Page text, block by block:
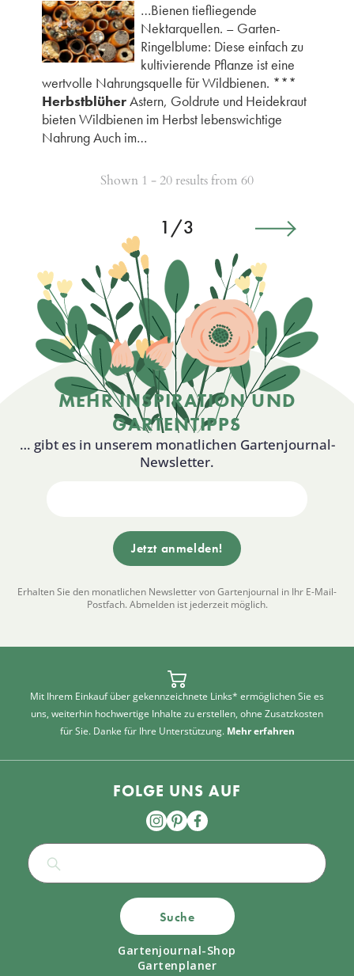
…Bienen tiefliegende
Nektarquellen. – Garten-
Ringelblume: Diese einfach zu
kultivierende Pflanze ist eine
wertvolle Nahrungsquelle für Wildbienen. ***
HerbstblüherAstern, Goldrute und Heidekraut
bieten Wildbienen im Herbst lebenswichtige
Nahrung Auch im…
Shown 1 - 20 results from 60
1/3
MEHR INSPIRATION UND
GARTENTIPPS
… gibt es in unserem monatlichen Gartenjournal-
Newsletter.
Erhalten Sie den monatlichen Newsletter von Gartenjournal in Ihr E-Mail-
Postfach. Abmelden ist jederzeit möglich.
Mit Ihrem Einkauf über gekennzeichnete Links* ermöglichen Sie es
uns, weiterhin hochwertige Inhalte zu erstellen, ohne Zusatzkosten
für Sie. Danke für Ihre Unterstützung. Mehr erfahren
FOLGE UNS AUF
Suche
Gartenjournal-Shop
Gartenplaner